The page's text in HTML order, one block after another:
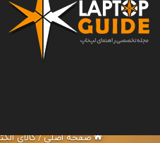
صفحه اصلی/کالای